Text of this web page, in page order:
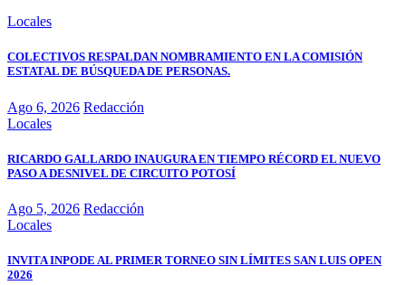
Locales
COLECTIVOS RESPALDAN NOMBRAMIENTO EN LA COMISIÓN
ESTATAL DE BÚSQUEDA DE PERSONAS.
Ago 6, 2026 Redacción
Locales
RICARDO GALLARDO INAUGURA EN TIEMPO RÉCORD EL NUEVO
PASO A DESNIVEL DE CIRCUITO POTOSÍ
Ago 5, 2026 Redacción
Locales
INVITA INPODE AL PRIMER TORNEO SIN LÍMITES SAN LUIS OPEN
2026